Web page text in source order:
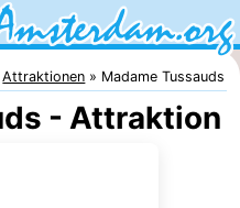
Attraktionen Madame Tussauds
- Attraktion